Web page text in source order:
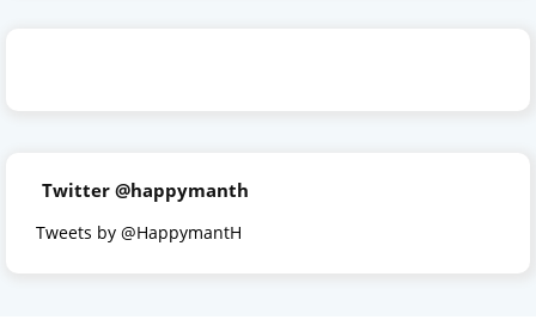
Twitter @happymanth
Tweets by @HappymantH